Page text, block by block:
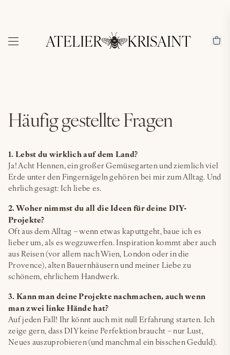
ATELIER KRISAINT
Häufig gestellte Fragen
1. Lebst du wirklich auf dem Land?
Ja! Acht Hennen, ein großer Gemüsegarten und ziemlich viel
Erde unter den Fingernägeln gehören bei mir zum Alltag. Und
ehrlich gesagt: Ich liebe es.
2. Woher nimmst du all die Ideen für deine DIY-
Projekte?
Oft aus dem Alltag – wenn etwas kaputtgeht, baue ich es
lieber um, als es wegzuwerfen. Inspiration kommt aber auch
aus Reisen (vor allem nach Wien, London oder in die
Provence), alten Bauernhäusern und meiner Liebe zu
schönem, ehrlichem Handwerk.
3. Kann man deine Projekte nachmachen, auch wenn
man zwei linke Hände hat?
Auf jeden Fall! Ihr könnt auch mit null Erfahrung starten. Ich
zeige gern, dass DIY keine Perfektion braucht – nur Lust,
Neues auszuprobieren (und manchmal ein bisschen Geduld).